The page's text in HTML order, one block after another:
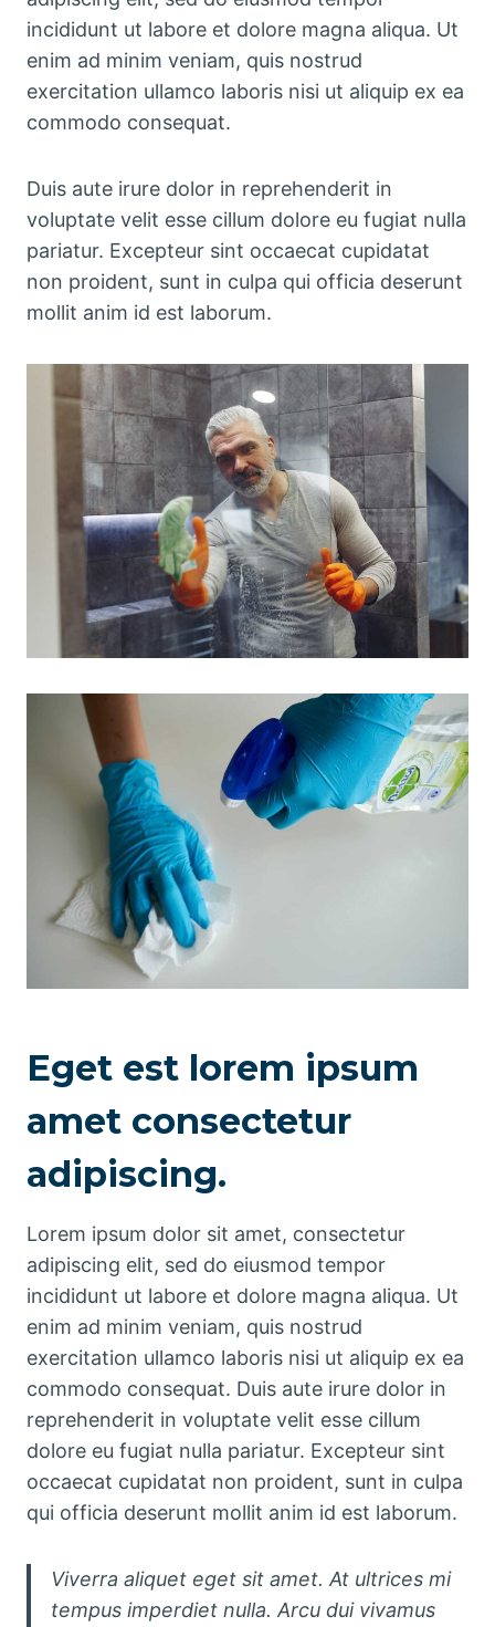
incididunt ut labore et dolore magna aliqua. Ut
enim ad minim veniam, quis nostrud
exercitation ullamco laboris nisi ut aliquip ex ea
commodo consequat.
Duis aute irure dolor in reprehenderit in
voluptate velit esse cillum dolore eu fugiat nulla
pariatur. Excepteur sint occaecat cupidatat
non proident, sunt in culpa qui officia deserunt
mollit anim id est laborum.
Eget est lorem ipsum
amet consectetur
adipiscing.
Lorem ipsum dolor sit amet, consectetur
adipiscing elit, sed do eiusmod tempor
incididunt ut labore et dolore magna aliqua. Ut
enim ad minim veniam, quis nostrud
exercitation ullamco laboris nisi ut aliquip ex ea
commodo consequat. Duis aute irure dolor in
reprehenderit in voluptate velit esse cillum
dolore eu fugiat nulla pariatur. Excepteur sint
occaecat cupidatat non proident, sunt in culpa
qui officia deserunt mollit anim id est laborum.
Viverra aliquet eget sit amet. At ultrices mi
tempus imperdiet nulla. Arcu dui vivamus